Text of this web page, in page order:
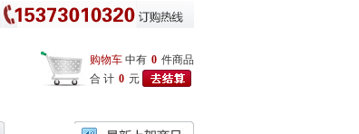
购物车 中有 0 件商品
合 计 0 元